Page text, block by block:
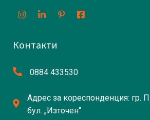
Контакти
0884 433530
Адрес за кореспонденция: гр.
бул. „Източен“